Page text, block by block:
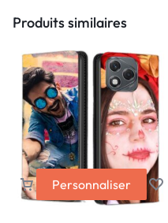
Produits similaires
Personnaliser